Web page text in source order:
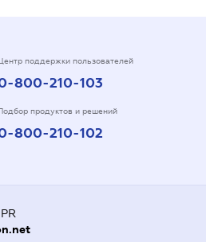
поддержки пользователей
800-210-103
продуктов и решений
800-210-102